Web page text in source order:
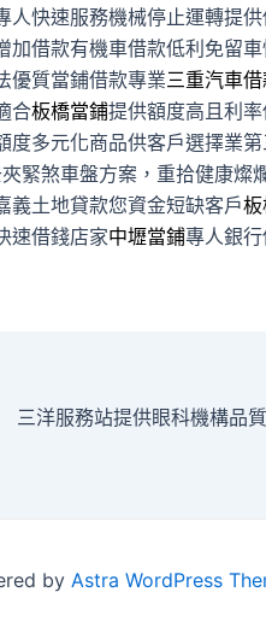
人快速服務機械停止運轉提
加借款有機車借款低利免留
優質當鋪借款專業三重汽車
合板橋當鋪提供額度高且利
度多元化商品供客戶選擇業第
緊煞車盤方案，重拾健康燦
義土地貸款您資金短缺客戶
速借錢店家中壢當鋪專人銀
by Astra WordPress